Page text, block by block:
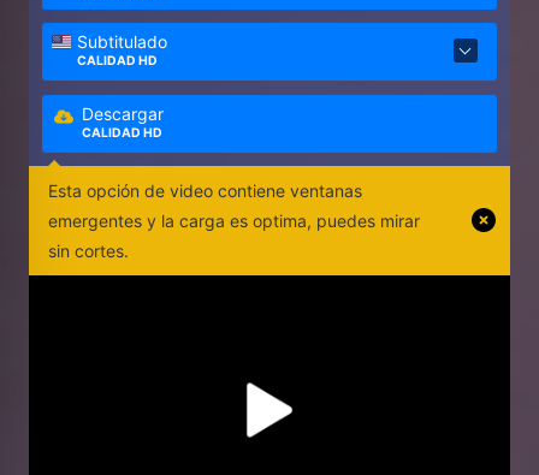
Subtitulado
CALIDAD HD
Descargar
CALIDAD HD
Esta opción de video contiene ventanas
emergentes y la carga es optima, puedes mirar
sin cortes.